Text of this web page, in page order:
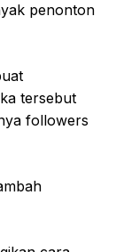
penonton
tersebut
followers